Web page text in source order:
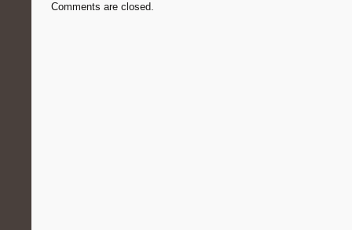
Comments are closed.